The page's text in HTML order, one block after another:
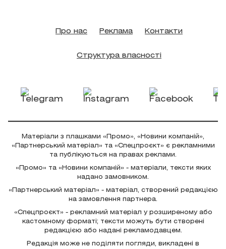
Про нас Реклама Контакти
Структура власності
Матеріали з плашками «Промо», «Новини компаній»,
«Партнерський матеріал» та «Спецпроєкт» є рекламними
та публікуються на правах реклами.
«Промо» та «Новини компаній» - матеріали, тексти яких
надано замовником.
«Партнерський матеріал» - матеріал, створений редакцією
на замовлення партнера.
«Спецпроєкт» - рекламний матеріал у розширеному або
кастомному форматі; тексти можуть бути створені
редакцією або надані рекламодавцем.
Редакція може не поділяти погляди, викладені в